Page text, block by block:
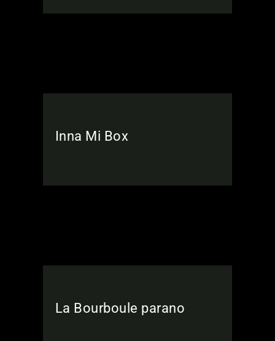
Inna Mi Box
La Bourboule parano